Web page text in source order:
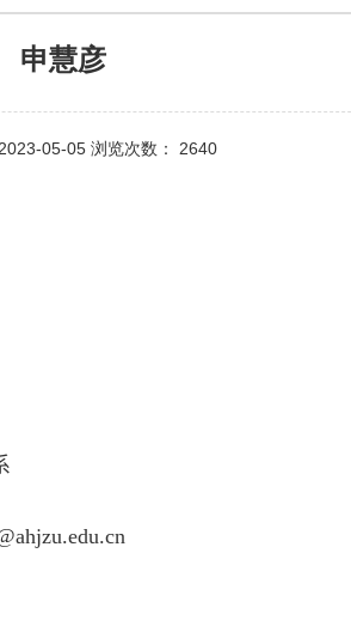
申慧彦
05-05 浏览次数： 2640